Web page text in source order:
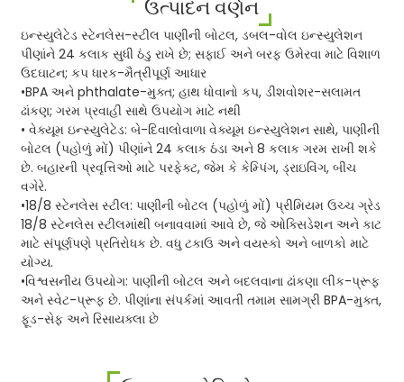
ઉત્પાદન વર્ણન
ઇન્સ્યુલેટેડ સ્ટેનલેસ-સ્ટીલ પાણીની બોટલ, ડબલ-વોલ ઇન્સ્યુલેશન
પીણાંને 24 કલાક સુધી ઠંડુ રાખે છે; સફાઈ અને બરફ ઉમેરવા માટે વિશાળ
ઉદઘાટન; કપ ધારક-મૈત્રીપૂર્ણ આધાર
•BPA અને phthalate-મુક્ત; હાથ ધોવાનો કપ, ડીશવોશર-સલામત
ઢાંકણ; ગરમ પ્રવાહી સાથે ઉપયોગ માટે નથી
• વેક્યૂમ ઇન્સ્યુલેટેડ: બે-દિવાલોવાળા વેક્યૂમ ઇન્સ્યુલેશન સાથે, પાણીની
બોટલ (પહોળું મોં) પીણાંને 24 કલાક ઠંડા અને 8 કલાક ગરમ રાખી શકે
છે. બહારની પ્રવૃત્તિઓ માટે પરફેક્ટ, જેમ કે કેમ્પિંગ, ડ્રાઇવિંગ, બીચ
વગેરે.
•18/8 સ્ટેનલેસ સ્ટીલ: પાણીની બોટલ (પહોળું મોં) પ્રીમિયમ ઉચ્ચ ગ્રેડ
18/8 સ્ટેનલેસ સ્ટીલમાંથી બનાવવામાં આવે છે, જે ઓક્સિડેશન અને કાટ
માટે સંપૂર્ણપણે પ્રતિરોધક છે. વધુ ટકાઉ અને વયસ્કો અને બાળકો માટે
યોગ્ય.
•વિશ્વસનીય ઉપયોગ: પાણીની બોટલ અને બદલવાના ઢાંકણા લીક-પ્રૂફ
અને સ્વેટ-પ્રૂફ છે. પીણાંના સંપર્કમાં આવતી તમામ સામગ્રી BPA-મુક્ત,
ફૂડ-સેફ અને રિસાયક્લા છે